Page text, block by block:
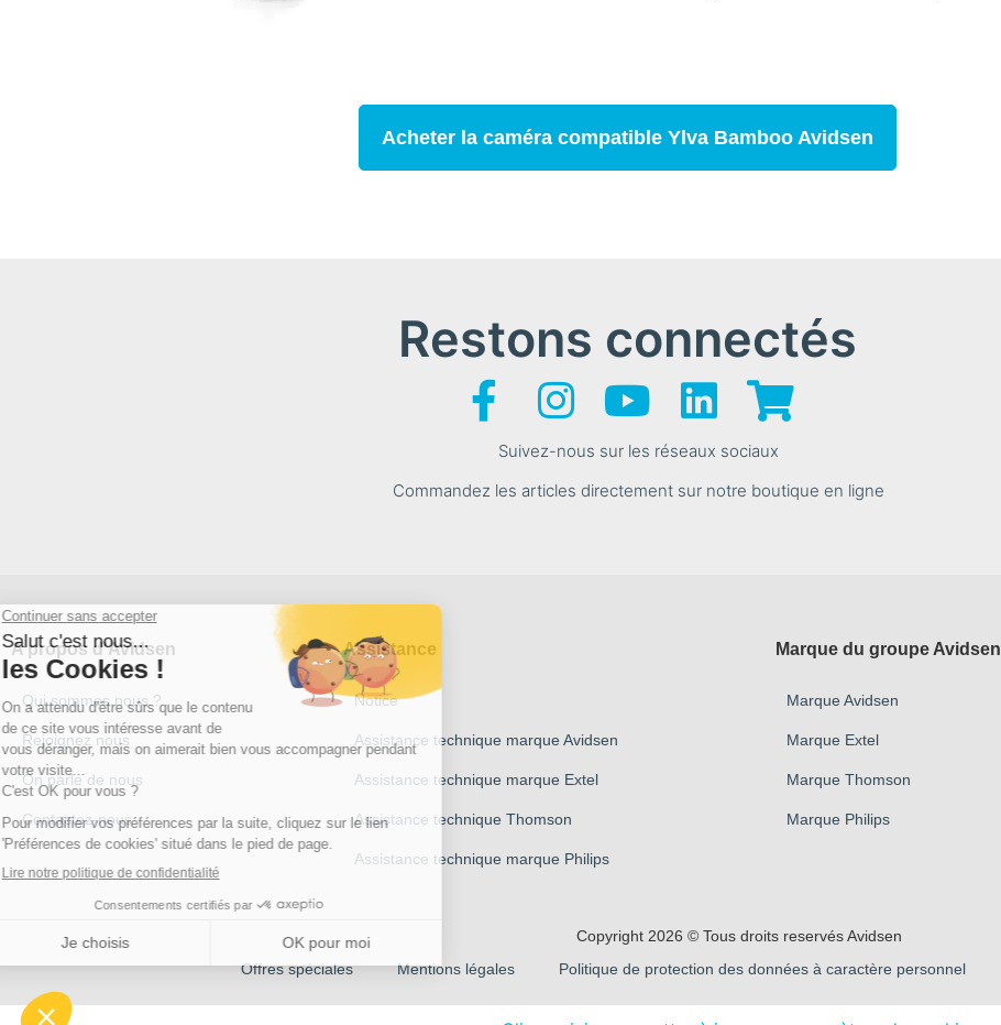
Acheter la caméra compatible Ylva Bamboo Avidsen
Restons connectés
Suivez-nous sur les réseaux sociaux
Commandez les articles directement sur notre boutique en ligne
A propos d'Avidsen
Qui sommes nous ?
Rejoignez nous
On parle de nous
Contactez-nous
Assistance
Notice
Assistance technique marque Avidsen
Assistance technique marque Extel
Assistance technique Thomson
Assistance technique marque Philips
Marque du groupe Avidsen
Marque Avidsen
Marque Extel
Marque Thomson
Marque Philips
Copyright 2026 © Tous droits reservés Avidsen
Offres spéciales
Mentions légales Politique de protection des données à caractère personnel